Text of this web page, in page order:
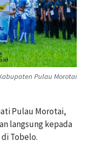
Pulau Morotai
Pulau Morotai,
langsung kepada
Tobelo.